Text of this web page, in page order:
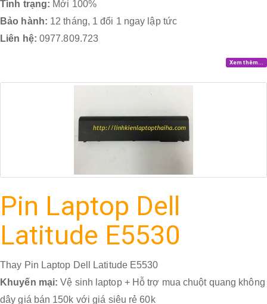
Tình trạng: Mới 100%
Bảo hành: 12 tháng, 1 đổi 1 ngay lập tức
Liên hệ: 0977.809.723
Xem thêm...
Pin Laptop Dell
Latitude E5530
Thay Pin Laptop Dell Latitude E5530
Khuyến mại: Vệ sinh laptop + Hỗ trợ mua chuột quang không
dây giá bán 150k với giá siêu rẻ 60k